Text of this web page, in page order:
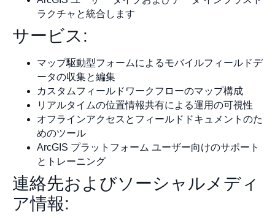
ラクチャと統合します
サービス:
マップ駆動型フォームによるモバイルフィールドデ
ータの収集と編集
カスタムフィールドワークフローのマップ構成
リアルタイムの位置情報共有による運用の可視性
オフラインアクセスとフィールドドキュメントのた
めのツール
ArcGIS プラットフォーム ユーザー向けのサポート
とトレーニング
連絡先およびソーシャルメディ
ア情報: